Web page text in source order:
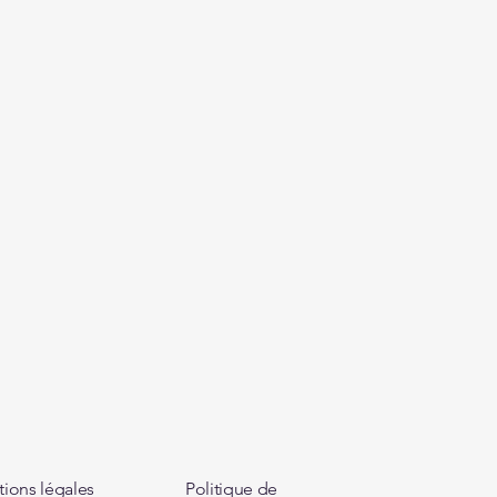
légales Politique de